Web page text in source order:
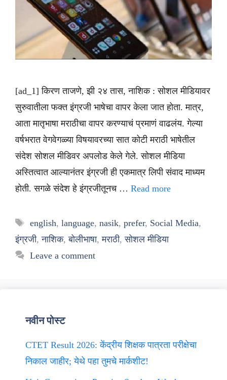
[ad_1] किरण ताजणे, झी २४ तास, नाशिक : सोशल मीडियावर
सुरुवातीला फक्त इंग्रजी भाषेचा वापर केला जात होता. मात्र,
आता मातृभाषा मराठीचा वापर करण्याचं प्रमाणं वाढलंय. गेल्या
वर्षभरात वेगवेगळ्या विषयावरच्या सात कोटी मराठी भाषेतील
संदेश सोशल मीडिवर अपलोड केले गेले. सोशल मीडिया
अस्तित्वात आल्यानंतर इंग्रजी ही एकमात्र लिपी संवाद माध्यम
होती. सगळे संदेश हे इंग्रजीतूनच … Read more
Tags
english, language, nasik, prefer, Social Media,
इंग्रजी,नाशिक,बोलीभाषा,मराठी,सोशल मीडिया
Leave a comment
नवीन पोस्ट
CTET Result 2026: केंद्रीय शिक्षक पात्रता परीक्षेचा
निकाल जाहीर; येथे पहा तुमचे मार्कशीट!